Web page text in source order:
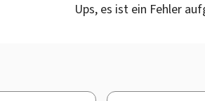
Ups, es ist ein Fehler